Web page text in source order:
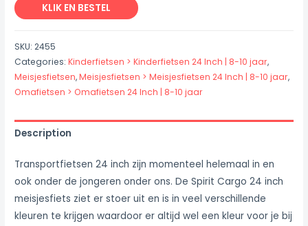
KLIK EN BESTEL
SKU:2455
Categories:Kinderfietsen > Kinderfietsen 24 Inch | 8-10 jaar,
Meisjesfietsen,Meisjesfietsen > Meisjesfietsen 24 Inch | 8-10 jaar,
Omafietsen > Omafietsen 24 Inch | 8-10 jaar
Description
Transportfietsen 24 inch zijn momenteel helemaal in en
ook onder de jongeren onder ons. De Spirit Cargo 24 inch
meisjesfiets ziet er stoer uit en is in veel verschillende
kleuren te krijgen waardoor er altijd wel een kleur voor je bij